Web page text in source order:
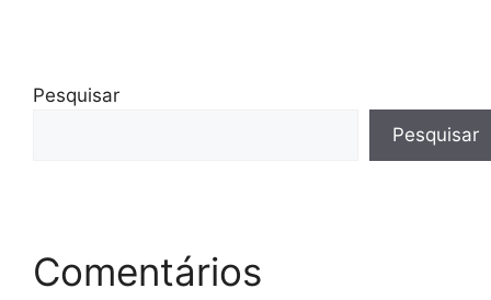
Pesquisar
Pesquisar
Comentários